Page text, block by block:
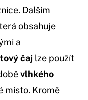
Dalším
obsahuje
a
čaj lze použít
vlhkého
místo. Kromě